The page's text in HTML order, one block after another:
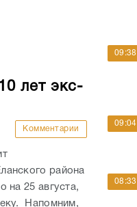
лет экс-
Комментарии
района
на 25 августа,
Напомним,
09:38
09:04
08:33